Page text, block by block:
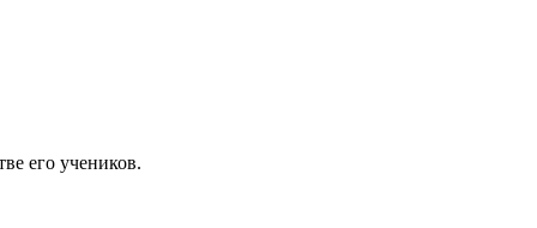
его учеников.